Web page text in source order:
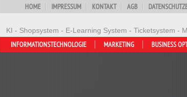
KI - Shopsystem - E-Learning System - Ticketsystem -
HOME IMPRESSUM KONTAKT AGB
BUSINESS
MARKETING
INFORMATIONSTECHNOLOGIE